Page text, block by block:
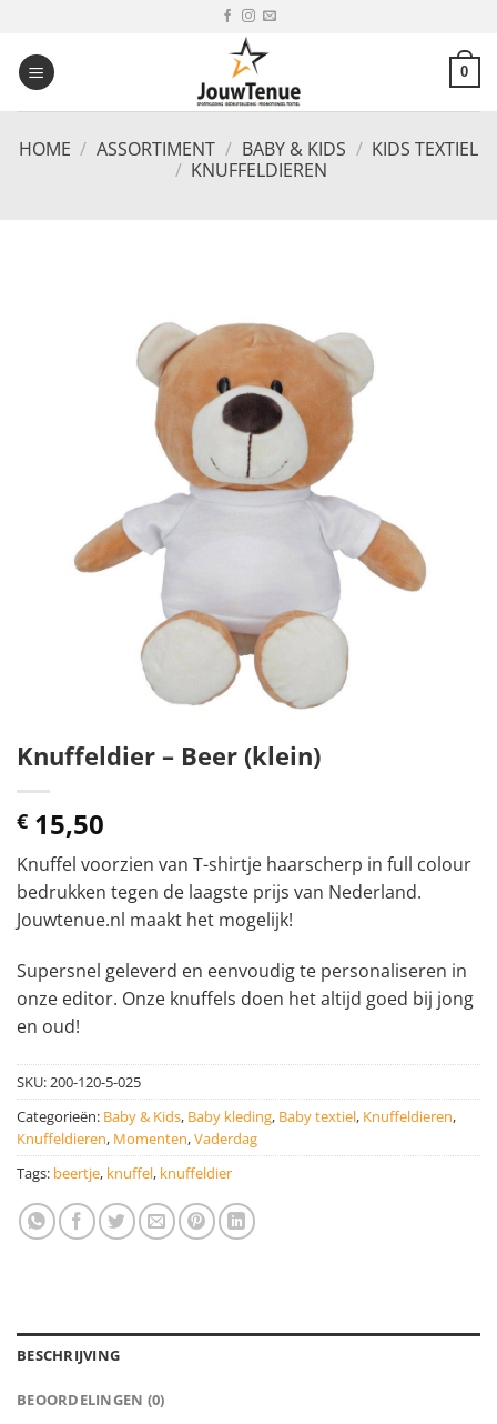
inhoud
0
HOME / ASSORTIMENT / BABY & KIDS / KIDS TEXTIEL
/ KNUFFELDIEREN
Knuffeldier – Beer (klein)
€ 15,50
Knuffel voorzien van T-shirtje haarscherp in full colour
bedrukken tegen de laagste prijs van Nederland.
Jouwtenue.nl maakt het mogelijk!
Supersnel geleverd en eenvoudig te personaliseren in
onze editor. Onze knuffels doen het altijd goed bij jong
en oud!
SKU: 200-120-5-025
Categorieën: Baby & Kids, Baby kleding, Baby textiel, Knuffeldieren,
Knuffeldieren, Momenten,Vaderdag
Tags: beertje, knuffel, knuffeldier
BESCHRIJVING
BEOORDELINGEN (0)